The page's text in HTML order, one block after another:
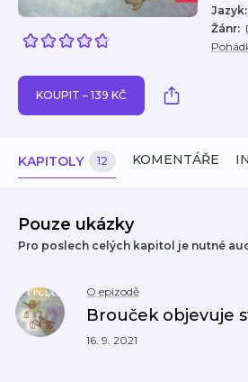
Jazyk:
Žánr:
KOUPIT – 139 KČ
KAPITOLY 12 KOMENTÁŘE
Pouze ukázky
Pro poslech celých kapitol je nutné
O epizodě
Brouček objevuje
16. 9. 2021